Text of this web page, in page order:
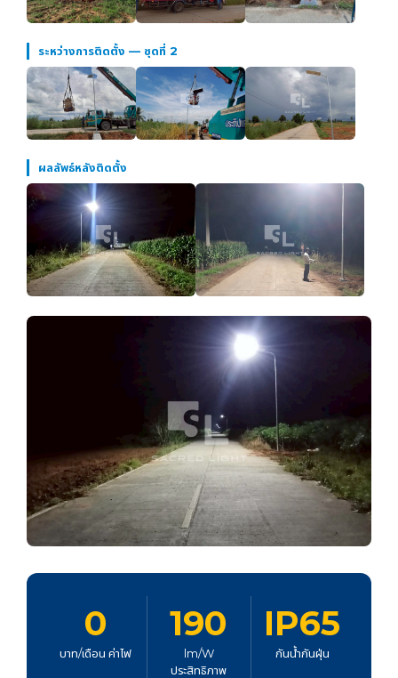
ระหว่างการติดตั้ง — ชุดที่ 2
ผลลัพธ์หลังติดตั้ง
0
บาท/เดือน ค่าไฟ
190
lm/W
ประสิทธิภาพ
IP65
กันน้ำกันฝุ่น